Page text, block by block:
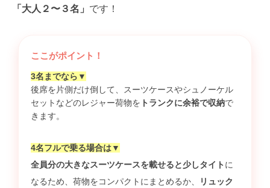
「大人２〜３名」 です！
ここがポイント！
3名までなら▼
後席を片側だけ倒して、スーツケースやシュノーケル
セットなどのレジャー荷物を トランクに余裕で収納で
きます。
4名フルで乗る場合は▼
全員分の大きなスーツケースを載せると少しタイト に
なるため、荷物をコンパクトにまとめるか、
リュック